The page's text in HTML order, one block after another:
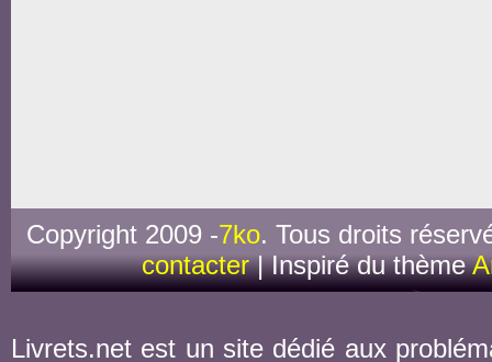
Copyright 2009 -7ko. Tous droits
contacter| Inspiré du thème
Livrets.net est un site dédié aux